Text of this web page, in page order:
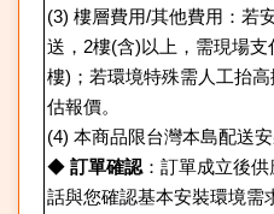
(3) 樓層費用/其他費用：若
送，2樓(含)以上，需現場
樓)；若環境特殊需人工抬
估報價。
(4) 本商品限台灣本島配送安
◆ 訂單確認：訂單成立後
話與您確認基本安裝環境需